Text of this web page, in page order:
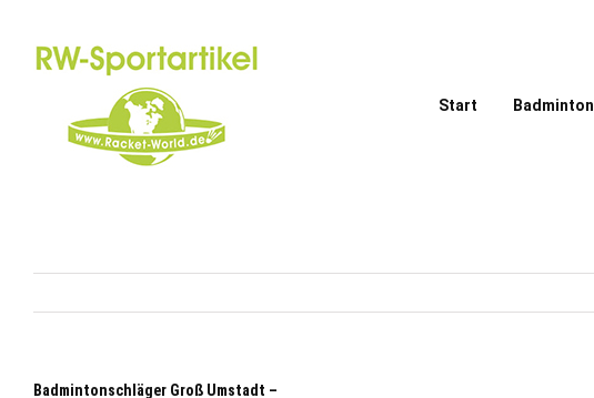
springen
Start Badminton
Badmintonschläger Groß Umstadt –